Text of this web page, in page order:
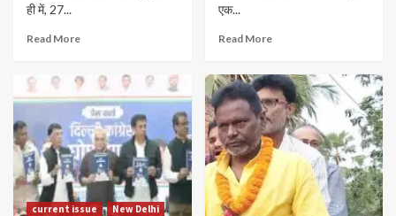
ही में, 27...
Read More
एक...
Read More
current issue
New Delhi